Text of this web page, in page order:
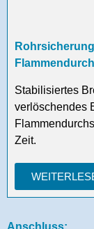
Stabilisiertes
verlöschendes
Zeit.
Anschluss: